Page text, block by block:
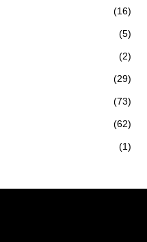
(16)
(5)
(2)
(29)
(73)
(62)
(1)